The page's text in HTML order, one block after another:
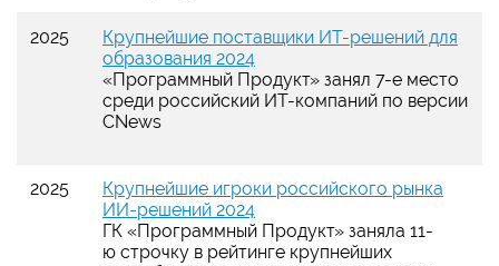
2025
Крупнейшие поставщики ИТ-решений для
образования 2024
«Программный Продукт» занял 7-е место
среди российский ИТ-компаний по версии
CNews
2025
Крупнейшие игроки российского рынка
ИИ-решений 2024
ГК «Программный Продукт» заняла 11-
ю строчку в рейтинге крупнейших